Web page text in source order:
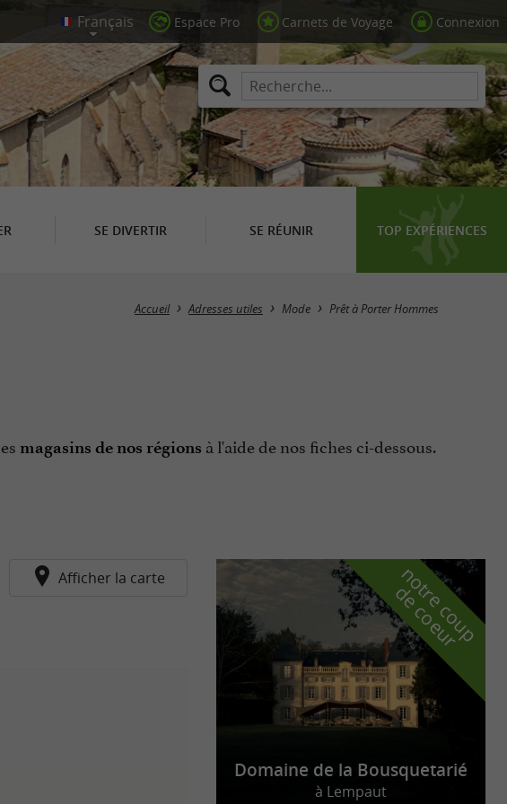
Espace Pro Carnets de Voyage Connexion
SE DIVERTIR SE RÉUNIR TOP EXPÉRIENCES
Masquer la carte
Accueil Adresses utiles Mode Prêt à Porter Hommes
magasins de nos régions à l'aide de nos fiches ci-dessous.
Afficher la carte n
o
t
r
e
c
o
u
p
d
e
c
o
e
u
r
Domaine de la Bousquetarié
à Lempaut